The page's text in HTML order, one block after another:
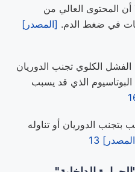
المحتوى العالي من
في ضغط الدم. [المصدر]
الكلوي تجنب الدوريان
الذي قد يسبب
الدوريان أو تناوله
13